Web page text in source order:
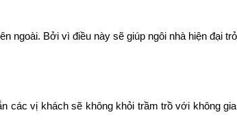
ngoài. Bởi vì điều này sẽ giúp ngôi nhà hiện đại
các vị khách sẽ không khỏi trầm trồ với không